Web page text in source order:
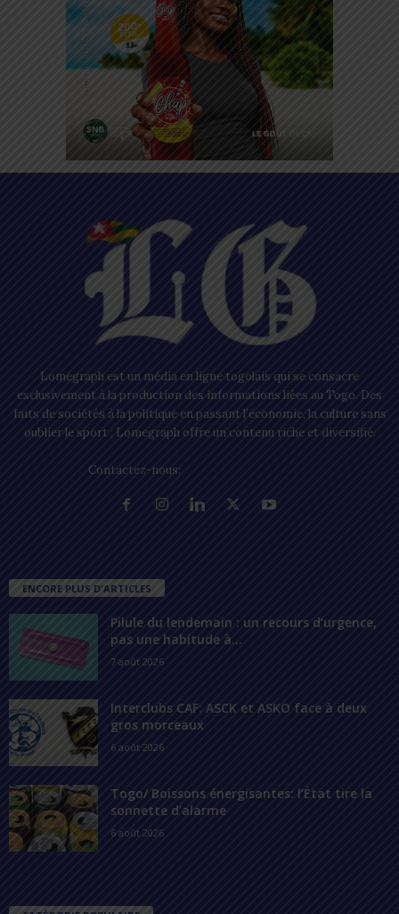
Lomegraph est un média en ligne togolais qui se consacre
exclusivement à la production des informations liées au Togo. Des
faits de sociétés à la politique en passant l’économie, la culture sans
oublier le sport ; Lomegraph offre un contenu riche et diversifié.
Contactez-nous:
ENCORE PLUS D'ARTICLES
Pilule du lendemain : un recours d’urgence,
pas une habitude à...
7 août 2026
Interclubs CAF: ASCK et ASKO face à deux
gros morceaux
6 août 2026
Togo/ Boissons énergisantes: l’État tire la
sonnette d’alarme
6 août 2026